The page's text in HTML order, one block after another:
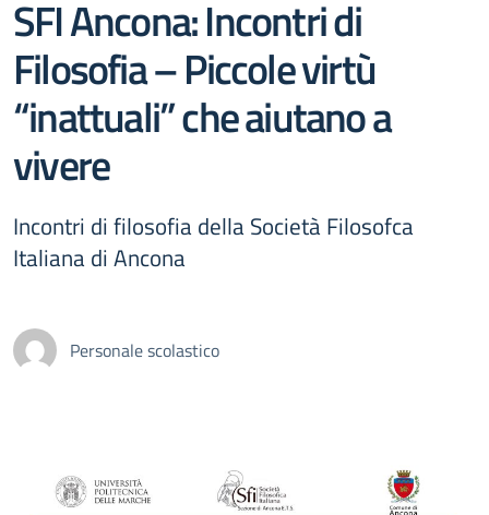
SFI Ancona: Incontri di
Filosofia – Piccole virtù
“inattuali” che aiutano a
vivere
Incontri di filosofia della Società Filosofca
Italiana di Ancona
Personale scolastico